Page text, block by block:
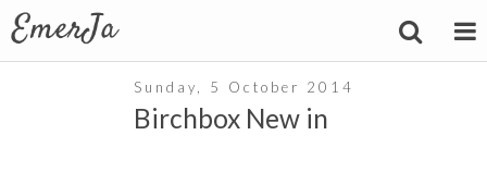
Sunday, 5 October 2014
Birchbox New in